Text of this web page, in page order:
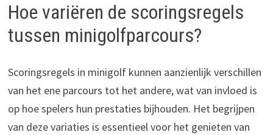
Hoe variëren de scoringsregels
tussen minigolfparcours?
Scoringsregels in minigolf kunnen aanzienlijk verschillen
van het ene parcours tot het andere, wat van invloed is
op hoe spelers hun prestaties bijhouden. Het begrijpen
van deze variaties is essentieel voor het genieten van